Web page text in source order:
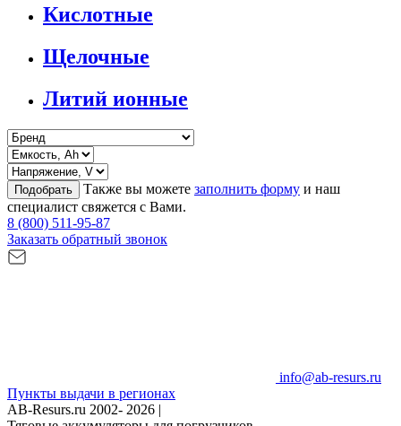
Кислотные
Щелочные
Литий ионные
Подобрать Также вы можете заполнить форму и наш
специалист свяжется с Вами.
8 (800) 511-95-87
Заказать обратный звонок
info@ab-resurs.ru
Пункты выдачи в регионах
AB-Resurs.ru 2002- 2026 |